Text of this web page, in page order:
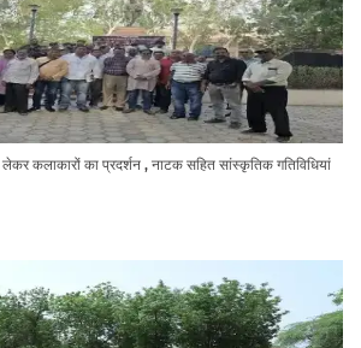
लेकर कलाकारों का प्रदर्शन , नाटक सहित सांस्कृतिक गतिविधियां